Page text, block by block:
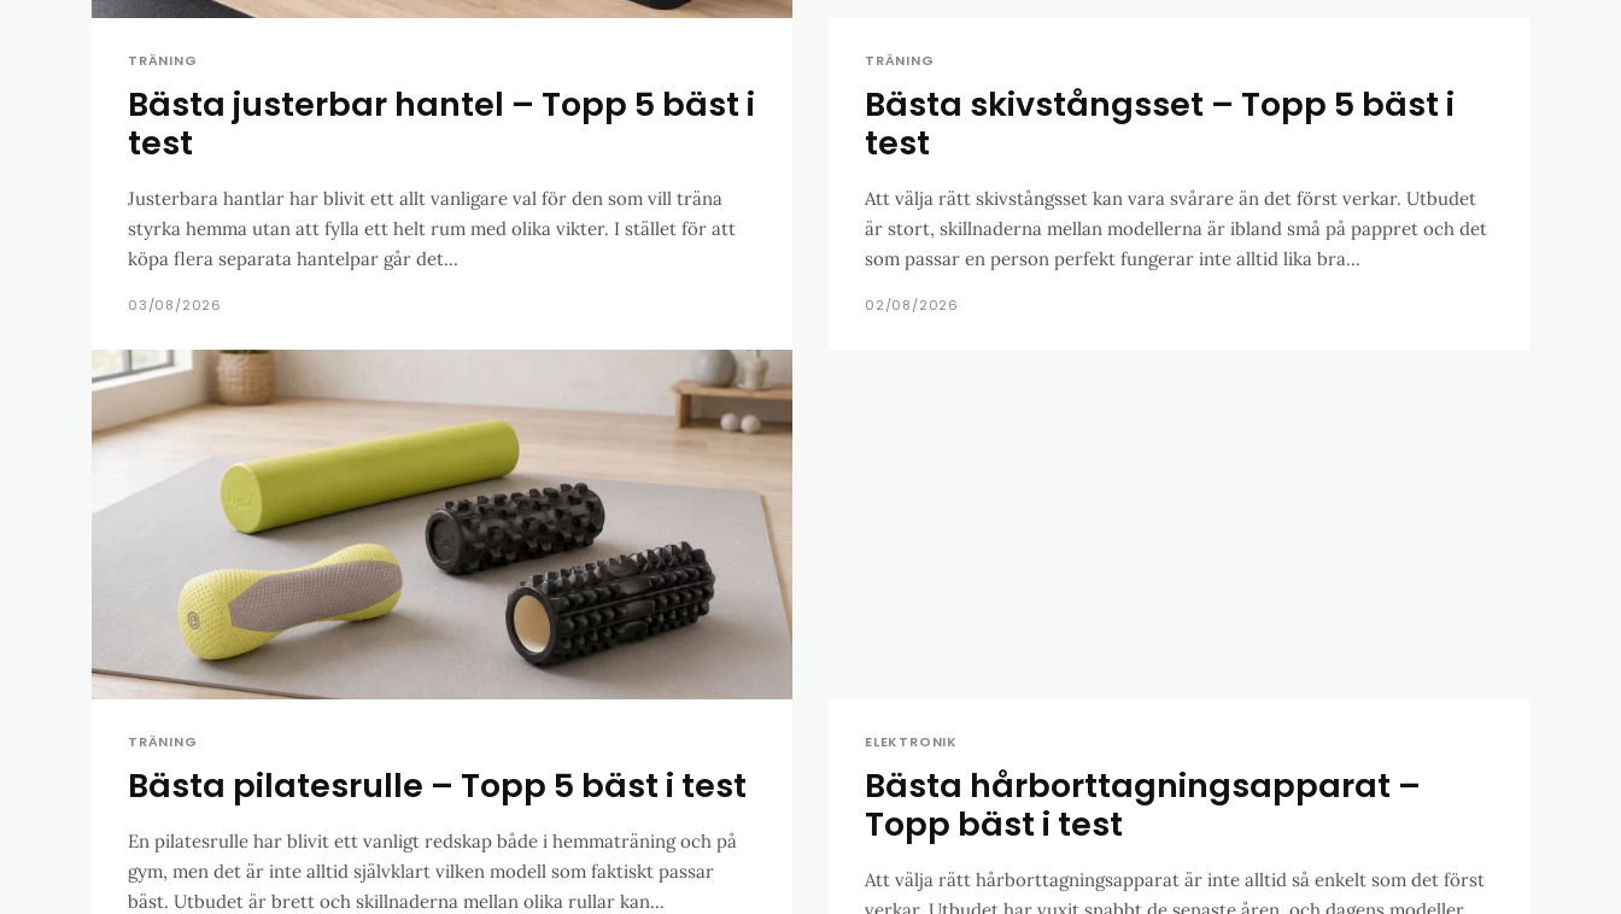
TRÄNING
Bästa justerbar hantel – Topp 5 bäst i
test
Justerbara hantlar har blivit ett allt vanligare val för den som vill träna
styrka hemma utan att fylla ett helt rum med olika vikter. I stället för att
köpa flera separata hantelpar går det...
03/08/2026
TRÄNING
Bästa skivstångsset – Topp 5 bäst i
test
Att välja rätt skivstångsset kan vara svårare än det först verkar. Utbudet
är stort, skillnaderna mellan modellerna är ibland små på pappret och det
som passar en person perfekt fungerar inte alltid lika bra...
02/08/2026
TRÄNING
Bästa pilatesrulle – Topp 5 bäst i test
En pilatesrulle har blivit ett vanligt redskap både i hemmaträning och på
gym, men det är inte alltid självklart vilken modell som faktiskt passar
bäst. Utbudet är brett och skillnaderna mellan olika rullar kan...
ELEKTRONIK
Bästa hårborttagningsapparat –
Topp bäst i test
Att välja rätt hårborttagningsapparat är inte alltid så enkelt som det först